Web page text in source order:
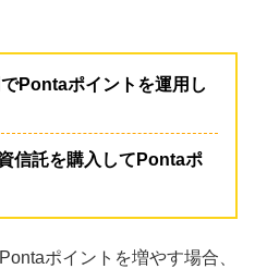
Pontaポイントを運用し
信託を購入してPontaポ
ポイントを増やす場合、